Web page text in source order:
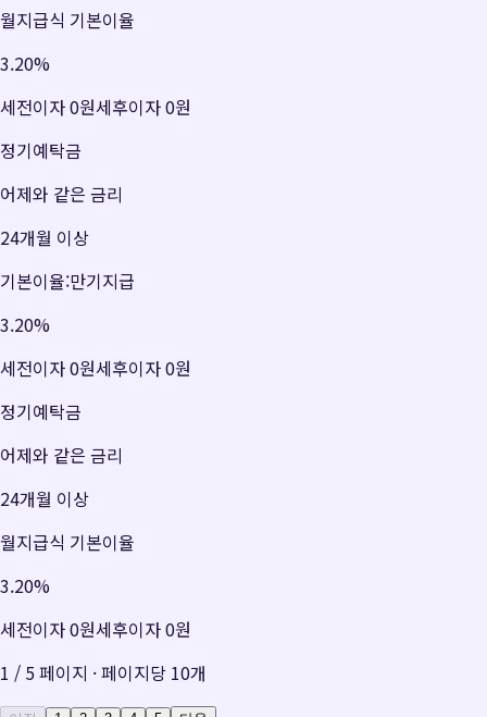
월지급식 기본이율
3.20%
세전이자0원세후이자0원
정기예탁금
어제와 같은 금리
24개월 이상
기본이율:만기지급
3.20%
세전이자0원세후이자0원
정기예탁금
어제와 같은 금리
24개월 이상
월지급식 기본이율
3.20%
세전이자0원세후이자0원
1 / 5페이지 · 페이지당 10개